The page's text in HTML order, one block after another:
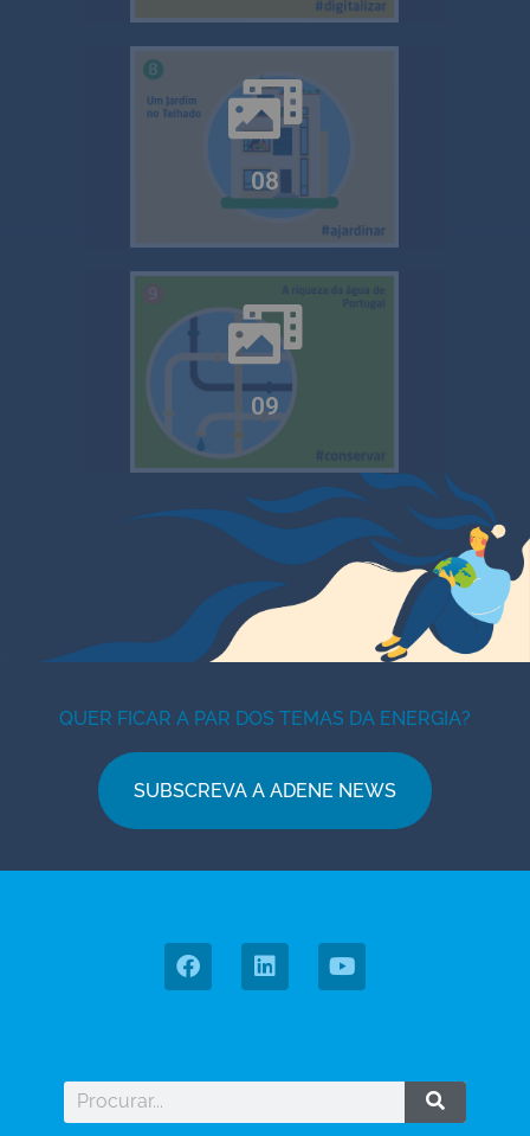
08
09
QUER FICAR A PAR DOS TEMAS DA ENERGIA?
SUBSCREVA A ADENE NEWS